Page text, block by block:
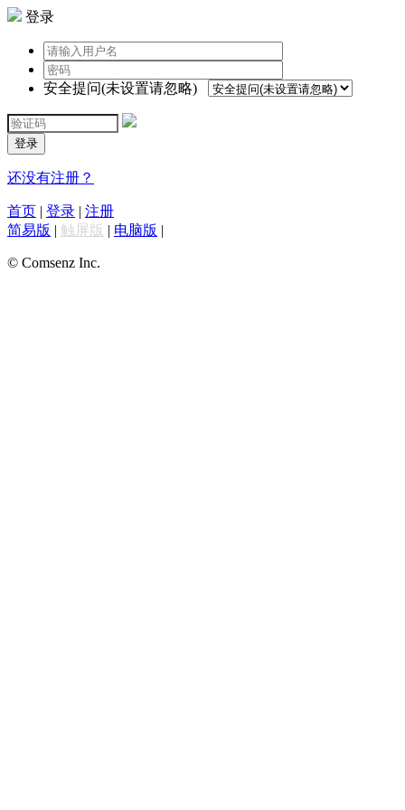
登录
安全提问(未设置请忽略)
登录
还没有注册？
首页 | 登录 | 注册
简易版 | 触屏版 | 电脑版 |
© Comsenz Inc.